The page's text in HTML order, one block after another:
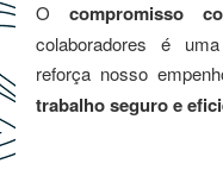
Ocompromisso
colaboradores é
reforça nosso
trabalho seguro e